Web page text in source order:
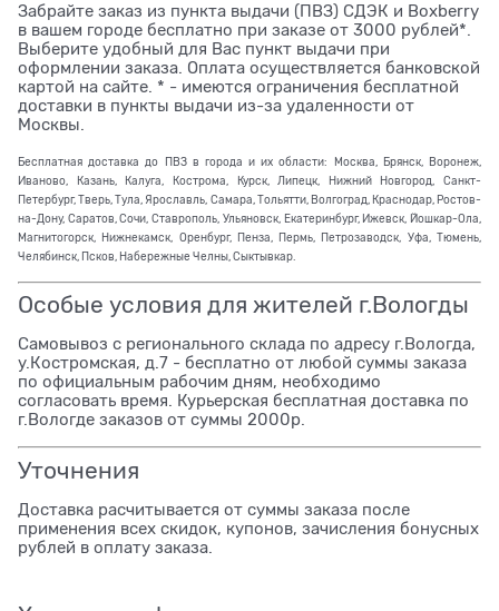
Забрайте заказ из пункта выдачи (ПВЗ) СДЭК и Boxberry
в вашем городе бесплатно при заказе от 3000 рублей*.
Выберите удобный для Вас пункт выдачи при
оформлении заказа. Оплата осуществляется банковской
картой на сайте. * - имеются ограничения бесплатной
доставки в пункты выдачи из-за удаленности от
Москвы.
Бесплатная доставка до ПВЗ в города и их области: Москва, Брянск, Воронеж,
Иваново, Казань, Калуга, Кострома, Курск, Липецк, Нижний Новгород, Санкт-
Петербург, Тверь, Тула, Ярославль, Самара, Тольятти, Волгоград, Краснодар, Ростов-
на-Дону, Саратов, Сочи, Ставрополь, Ульяновск, Екатеринбург, Ижевск, Йошкар-Ола,
Магнитогорск, Нижнекамск, Оренбург, Пенза, Пермь, Петрозаводск, Уфа, Тюмень,
Челябинск, Псков, Набережные Челны, Сыктывкар.
Особые условия для жителей г.Вологды
Самовывоз с регионального склада по адресу г.Вологда,
у.Костромская, д.7 - бесплатно от любой суммы заказа
по официальным рабочим дням, необходимо
согласовать время. Курьерская бесплатная доставка по
г.Вологде заказов от суммы 2000р.
Уточнения
Доставка расчитывается от суммы заказа после
применения всех скидок, купонов, зачисления бонусных
рублей в оплату заказа.